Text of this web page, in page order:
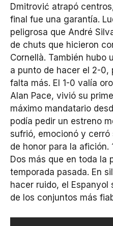
Dmitrović atrapó
final fue una garantía.
peligrosa que André
de chuts que hicieron
Cornellà. También hubo
a punto de hacer el 2-0,
falta más. El 1-0 valía
Alan Pace, vivió su
máximo mandatario
podía pedir un estreno
sufrió, emocionó y
de honor para la afición.
Dos más que en toda la
temporada pasada. En
hacer ruido, el
de los conjuntos más